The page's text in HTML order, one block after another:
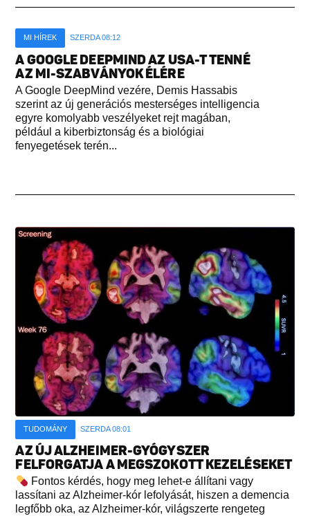
MI HÍREK SZERDA 08:12
A GOOGLE DEEPMIND AZ USA-T TENNÉ
AZ MI-SZABVÁNYOK ÉLÉRE
A Google DeepMind vezére, Demis Hassabis
szerint az új generációs mesterséges intelligencia
egyre komolyabb veszélyeket rejt magában,
például a kiberbiztonság és a biológiai
fenyegetések terén...
TUDOMÁNY SZERDA 08:01
AZ ÚJ ALZHEIMER-GYÓGYSZER
FELFORGATJA A MEGSZOKOTT KEZELÉSEKET
Fontos kérdés, hogy meg lehet-e állítani vagy
lassítani az Alzheimer-kór lefolyását, hiszen a demencia
legfőbb oka, az Alzheimer-kór, világszerte rengeteg